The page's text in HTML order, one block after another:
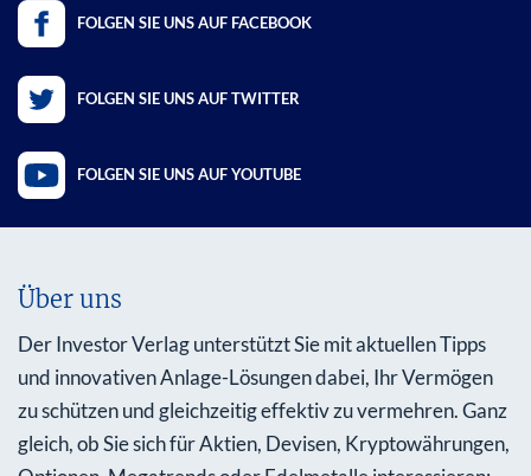
FOLGEN SIE UNS AUF FACEBOOK
FOLGEN SIE UNS AUF TWITTER
FOLGEN SIE UNS AUF YOUTUBE
Über uns
Der Investor Verlag unterstützt Sie mit aktuellen Tipps
und innovativen Anlage-Lösungen dabei, Ihr Vermögen
zu schützen und gleichzeitig effektiv zu vermehren. Ganz
gleich, ob Sie sich für Aktien, Devisen, Kryptowährungen,